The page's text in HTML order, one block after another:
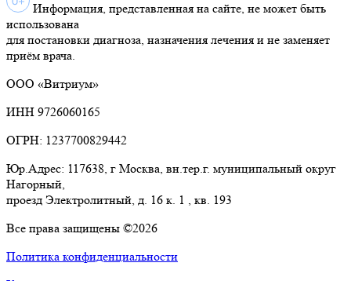
Информация, представленная на сайте, не может быть
использована
для постановки диагноза, назначения лечения и не заменяет
приём врача.
ООО «Витриум»
ИНН 9726060165
ОГРН: 1237700829442
Юр.Адрес: 117638, г Москва, вн.тер.г. муниципальный округ
Нагорный,
проезд Электролитный, д. 16 к. 1 , кв. 193
Все права защищены ©2026
Политика конфиденциальности